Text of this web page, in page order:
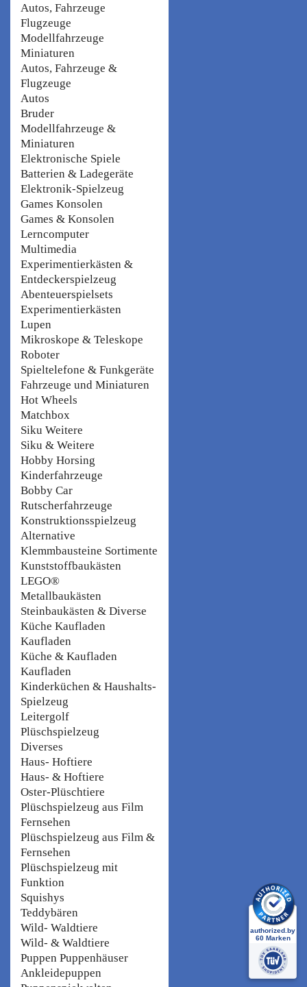
Autos, Fahrzeuge
Flugzeuge
Modellfahrzeuge
Miniaturen
Autos, Fahrzeuge &
Flugzeuge
Autos
Bruder
Modellfahrzeuge &
Miniaturen
Elektronische Spiele
Batterien & Ladegeräte
Elektronik-Spielzeug
Games Konsolen
Games & Konsolen
Lerncomputer
Multimedia
Experimentierkästen &
Entdeckerspielzeug
Abenteuerspielsets
Experimentierkästen
Lupen
Mikroskope & Teleskope
Roboter
Spieltelefone & Funkgeräte
Fahrzeuge und Miniaturen
Hot Wheels
Matchbox
Siku Weitere
Siku & Weitere
Hobby Horsing
Kinderfahrzeuge
Bobby Car
Rutscherfahrzeuge
Konstruktionsspielzeug
Alternative
Klemmbausteine Sortimente
Kunststoffbaukästen
LEGO®
Metallbaukästen
Steinbaukästen & Diverse
Küche Kaufladen
Kaufladen
Küche & Kaufladen
Kaufladen
Kinderküchen & Haushalts-
Spielzeug
Leitergolf
Plüschspielzeug
Diverses
Haus- Hoftiere
Haus- & Hoftiere
Oster-Plüschtiere
Plüschspielzeug aus Film
Fernsehen
Plüschspielzeug aus Film &
Fernsehen
Plüschspielzeug mit
Funktion
Squishys
Teddybären
Wild- Waldtiere
Wild- & Waldtiere
Puppen Puppenhäuser
Ankleidepuppen